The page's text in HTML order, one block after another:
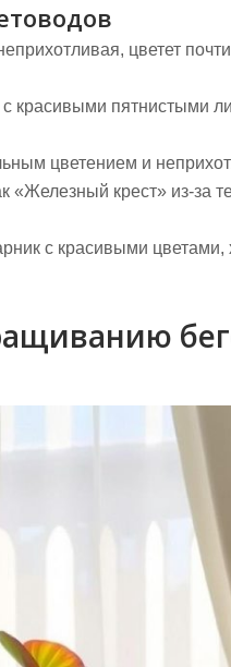
цветет
с красивыми пятнистыми
цветением и
«Железный крест» из-за
с красивыми